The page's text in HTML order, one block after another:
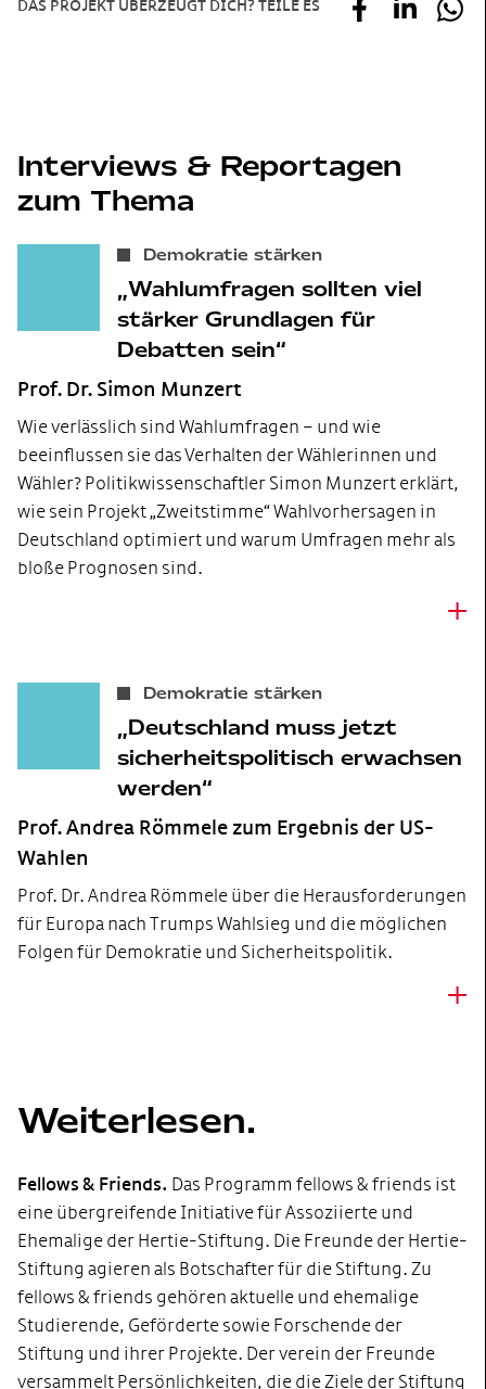
DAS PROJEKT ÜBERZEUGT DICH? TEILE ES
Interviews & Reportagen
zum Thema
Demokratie stärken
Wahlumfragen sollten viel
stärker Grundlagen für
Debatten sein
Prof. Dr. Simon Munzert
Wie verlässlich sind Wahlumfragen – und wie
beeinflussen sie das Verhalten der Wählerinnen und
Wähler? Politikwissenschaftler Simon Munzert erklärt,
wie sein Projekt „Zweitstimme“ Wahlvorhersagen in
Deutschland optimiert und warum Umfragen mehr als
bloße Prognosen sind.
+
Demokratie stärken
Deutschland muss jetzt
sicherheitspolitisch erwachsen
werden
Prof. Andrea Römmele zum Ergebnis der US-
Wahlen
Prof. Dr. Andrea Römmele über die Herausforderungen
für Europa nach Trumps Wahlsieg und die möglichen
Folgen für Demokratie und Sicherheitspolitik.
+
Weiterlesen.
Fellows & Friends. Das Programm fellows & friends ist
eine übergreifende Initiative für Assoziierte und
Ehemalige der Hertie-Stiftung. Die Freunde der Hertie-
Stiftung agieren als Botschafter für die Stiftung. Zu
fellows & friends gehören aktuelle und ehemalige
Studierende, Geförderte sowie Forschende der
Stiftung und ihrer Projekte. Der verein der Freunde
versammelt Persönlichkeiten, die die Ziele der Stiftung